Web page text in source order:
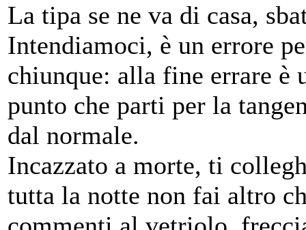
La tipa se ne va di casa,
Intendiamoci, è un errore
chiunque: alla fine errare è
punto che parti per la
dal normale.
Incazzato a morte, ti
tutta la notte non fai altro